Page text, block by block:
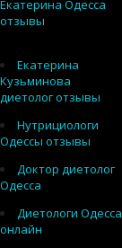
Екатерина Одесса
отзывы
Екатерина
Кузьминова
диетолог отзывы
Нутрициологи
Одессы отзывы
Доктор диетолог
Одесса
Диетологи Одесса
онлайн